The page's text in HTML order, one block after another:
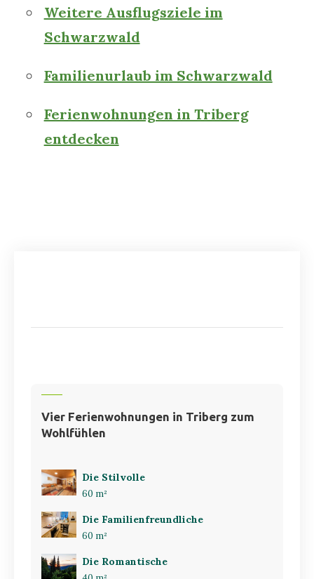
Weitere Ausflugsziele im
Schwarzwald
Familienurlaub im Schwarzwald
Ferienwohnungen in Triberg
entdecken
Vier Ferienwohnungen in Triberg zum
Wohlfühlen
Die Stilvolle
60 m²
Die Familienfreundliche
60 m²
Die Romantische